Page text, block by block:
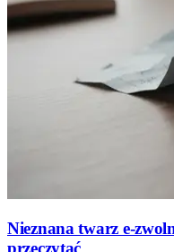
Nieznana twarz e-